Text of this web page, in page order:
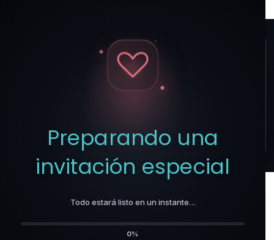
Preparando una
invitación especial
Todo estará listo en un instante…
0%
Te invitamos a un
momento especial
Abrir invitación